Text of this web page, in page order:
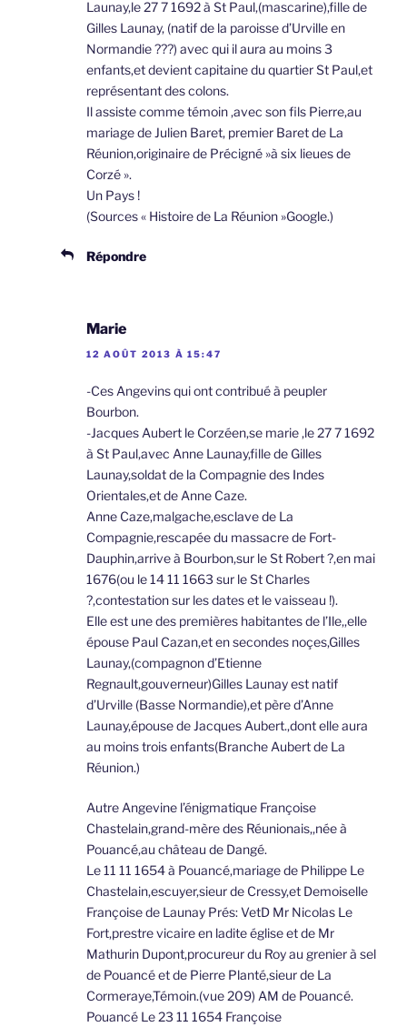
Launay,le 27 7 1692 à St Paul,(mascarine),fille de
Gilles Launay, (natif de la paroisse d’Urville en
Normandie ???) avec qui il aura au moins 3
enfants,et devient capitaine du quartier St Paul,et
représentant des colons.
Il assiste comme témoin ,avec son fils Pierre,au
mariage de Julien Baret, premier Baret de La
Réunion,originaire de Précigné »à six lieues de
Corzé ».
Un Pays !
(Sources « Histoire de La Réunion »Google.)
Répondre
Marie
12 AOÛT 2013 À 15:47
-Ces Angevins qui ont contribué à peupler
Bourbon.
-Jacques Aubert le Corzéen,se marie ,le 27 7 1692
à St Paul,avec Anne Launay,fille de Gilles
Launay,soldat de la Compagnie des Indes
Orientales,et de Anne Caze.
Anne Caze,malgache,esclave de La
Compagnie,rescapée du massacre de Fort-
Dauphin,arrive à Bourbon,sur le St Robert ?,en mai
1676(ou le 14 11 1663 sur le St Charles
?,contestation sur les dates et le vaisseau !).
Elle est une des premières habitantes de l’Ile,,elle
épouse Paul Cazan,et en secondes noçes,Gilles
Launay,(compagnon d’Etienne
Regnault,gouverneur)Gilles Launay est natif
d’Urville (Basse Normandie),et père d’Anne
Launay,épouse de Jacques Aubert.,dont elle aura
au moins trois enfants(Branche Aubert de La
Réunion.)
Autre Angevine l’énigmatique Françoise
Chastelain,grand-mère des Réunionais,,née à
Pouancé,au château de Dangé.
Le 11 11 1654 à Pouancé,mariage de Philippe Le
Chastelain,escuyer,sieur de Cressy,et Demoiselle
Françoise de Launay Prés: VetD Mr Nicolas Le
Fort,prestre vicaire en ladite église et de Mr
Mathurin Dupont,procureur du Roy au grenier à sel
de Pouancé et de Pierre Planté,sieur de La
Cormeraye,Témoin.(vue 209) AM de Pouancé.
Pouancé Le 23 11 1654 Françoise